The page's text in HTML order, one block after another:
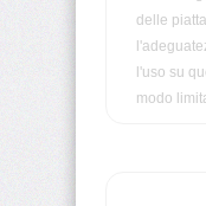
delle
l'uso su
modo